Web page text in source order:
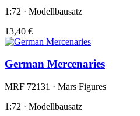
1:72 · Modellbausatz
13,40 €
German Mercenaries
MRF 72131 · Mars Figures
1:72 · Modellbausatz